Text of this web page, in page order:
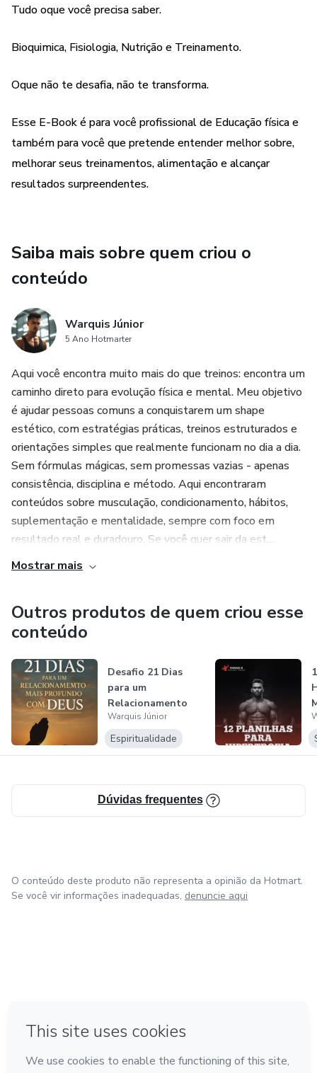
Tudo oque você precisa saber.
Bioquimica, Fisiologia, Nutrição e Treinamento.
Oque não te desafia, não te transforma.
Esse E-Book é para você profissional de Educação física e
também para você que pretende entender melhor sobre,
melhorar seus treinamentos, alimentação e alcançar
resultados surpreendentes.
Saiba mais sobre quem criou o
conteúdo
Warquis Júnior
5 Ano Hotmarter
Aqui você encontra muito mais do que treinos: encontra um
caminho direto para evolução física e mental. Meu objetivo
é ajudar pessoas comuns a conquistarem um shape
estético, com estratégias práticas, treinos estruturados e
orientações simples que realmente funcionam no dia a dia.
Sem fórmulas mágicas, sem promessas vazias - apenas
consistência, disciplina e método. Aqui encontraram
conteúdos sobre musculação, condicionamento, hábitos,
suplementação e mentalidade, sempre com foco em
resultado real e duradouro. Se você quer sair da est...
Mostrar mais
Outros produtos de quem criou esse
conteúdo
Desafio 21 Dias
para um
Relacionamento
Mais Profundo com
Deu...
Warquis Júnior
Espiritualidade
Dúvidas frequentes
O conteúdo deste produto não representa a opinião da Hotmart.
Se você vir informações inadequadas, denuncie aqui
Feito com ❤ na Cidade do México